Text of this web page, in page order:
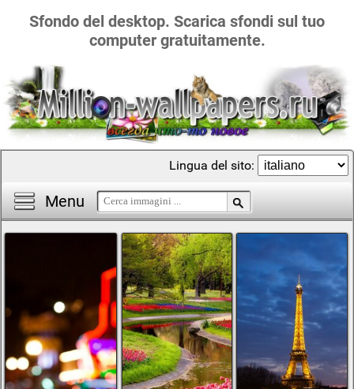
Sfondo del desktop. Scarica sfondi sul tuo
computer gratuitamente.
Menu
Lingua del sito: